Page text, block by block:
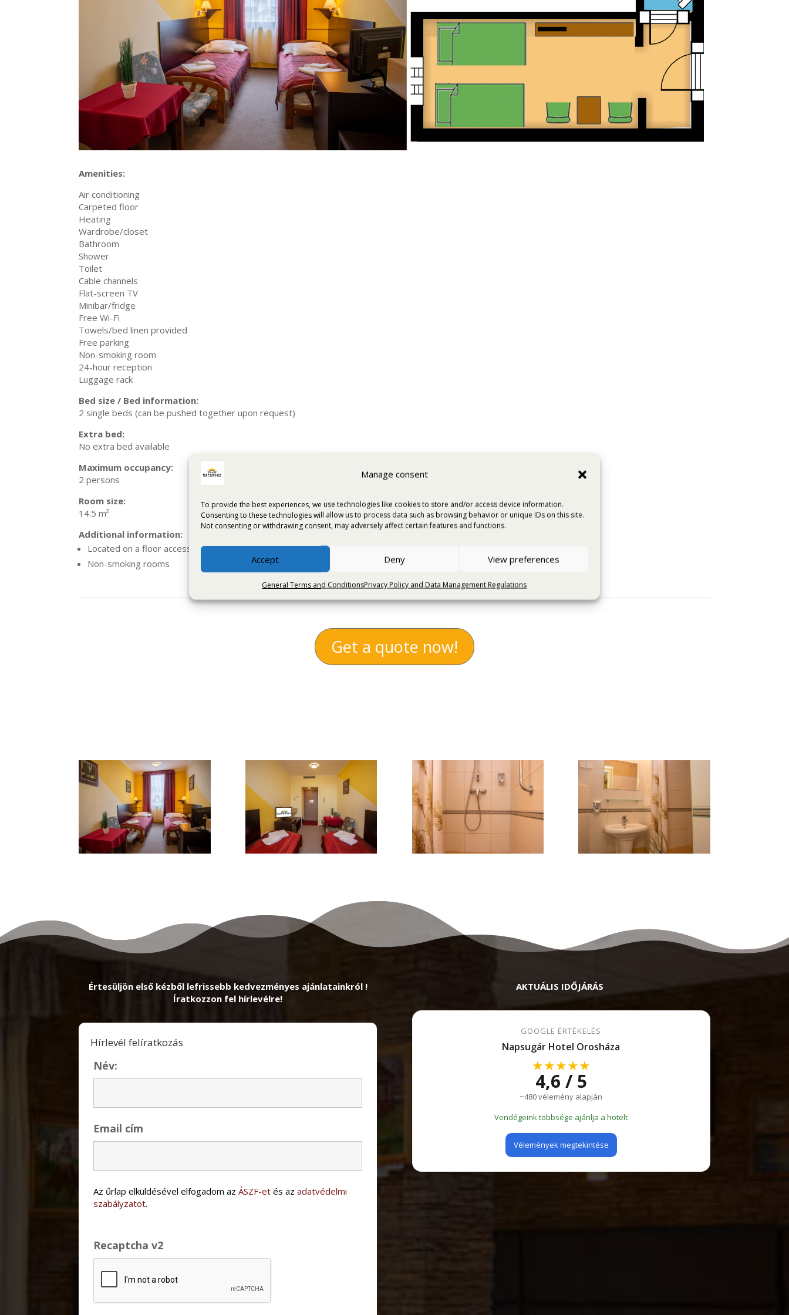
Manage consent
To provide the best experiences, we use technologies like cookies to store and/or access device information.
Consenting to these technologies will allow us to process data such as browsing behavior or unique IDs on this site.
Not consenting or withdrawing consent, may adversely affect certain features and functions.
Accept Deny View preferences
General Terms and ConditionsPrivacy Policy and Data Management Regulations
Amenities:
Air conditioning
Carpeted floor
Heating
Wardrobe/closet
Bathroom
Shower
Toilet
Cable channels
Flat-screen TV
Minibar/fridge
Free Wi-Fi
Towels/bed linen provided
Free parking
Non-smoking room
24-hour reception
Luggage rack
Bed size / Bed information:
2 single beds (can be pushed together upon request)
Extra bed:
No extra bed available
Maximum occupancy:
2 persons
Room size:
14.5 m²
Additional information:
Located on a floor accessible by elevator (elevator available up to the 3rd floor)
Non-smoking rooms
Get a quote now!
Értesüljön első kézből lefrissebb kedvezményes ajánlatainkról !
Íratkozzon fel hírlevélre!
Hírlevél felíratkozás
Név:
Email cím
Az űrlap elküldésével elfogadom azÁSZF-et és azadatvédelmi
szabályzatot.
Recaptcha v2
AKTUÁLIS IDŐJÁRÁS
GOOGLE ÉRTÉKELÉS
Napsugár Hotel Orosháza
★★★★★
4,6 / 5
~480 vélemény alapján
Vendégeink többsége ajánlja a hotelt
Vélemények megtekintése